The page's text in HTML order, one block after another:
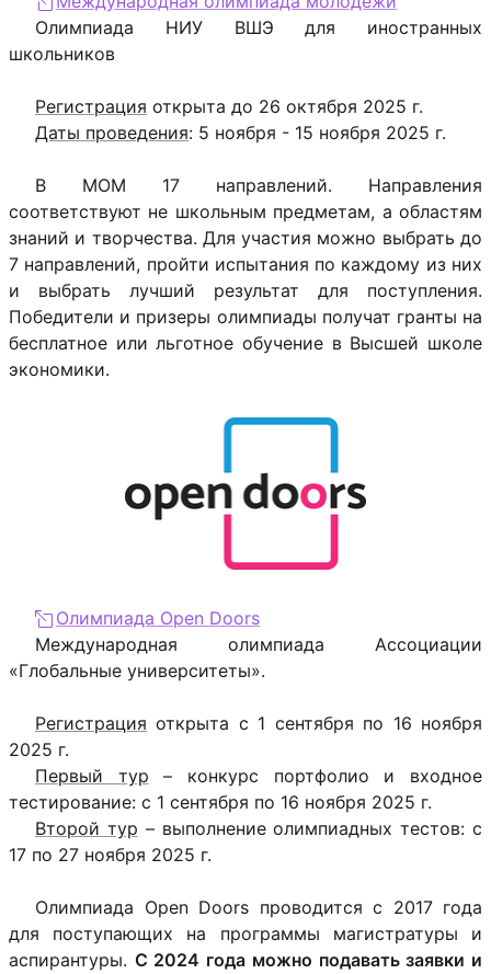
Олимпиада НИУ ВШЭ для иностранных
школьников
Регистрация открыта до 26 октября 2025 г.
Даты проведения: 5 ноября - 15 ноября 2025 г.
В МОМ 17 направлений. Направления
соответствуют не школьным предметам, а областям
знаний и творчества. Для участия можно выбрать до
7 направлений, пройти испытания по каждому из них
и выбрать лучший результат для поступления.
Победители и призеры олимпиады получат гранты на
бесплатное или льготное обучение в Высшей школе
экономики.
Олимпиада Open Doors
Международная олимпиада Ассоциации
«Глобальные университеты».
Регистрация открыта с 1 сентября по 16 ноября
2025 г.
Первый тур – конкурс портфолио и входное
тестирование: с 1 сентября по 16 ноября 2025 г.
Второй тур – выполнение олимпиадных тестов: с
17 по 27 ноября 2025 г.
Олимпиада Open Doors проводится с 2017 года
для поступающих на программы магистратуры и
аспирантуры. С 2024 года можно подавать заявки и